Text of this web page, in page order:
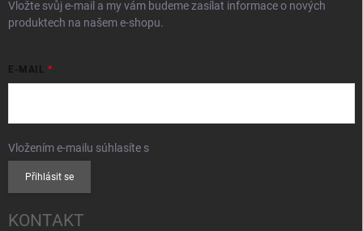
Vložte svůj e-mail a my vám budeme zasílat informace o nových
produktech na našem e-shopu.
E-MAIL
Vložením e-mailu súhlasíte s
Přihlásit se
KONTAKT